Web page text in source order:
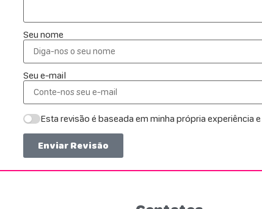
Seu nome
Seu e-mail
Esta revisão é baseada em minha própria experiência
Enviar Revisão